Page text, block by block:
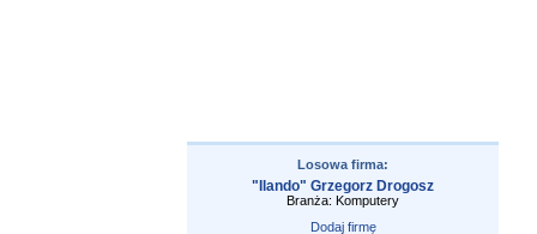
Losowa firma:
"Ilando" Grzegorz Drogosz
Branża: Komputery
Dodaj firmę